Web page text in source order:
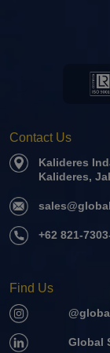
Contact Us
Kalideres
Kalideres,
+62 821-
Find Us
Global